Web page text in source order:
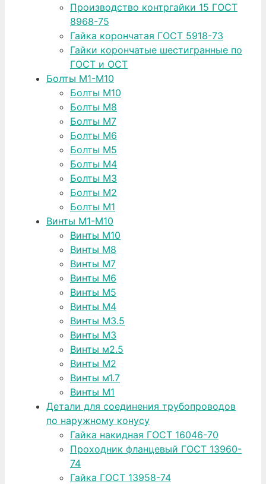
Производство контргайки 15 ГОСТ
8968-75
Гайка корончатая ГОСТ 5918-73
Гайки корончатые шестигранные по
ГОСТ и ОСТ
Болты М1-М10
Болты М10
Болты М8
Болты М7
Болты М6
Болты М5
Болты М4
Болты М3
Болты М2
Болты М1
Винты М1-М10
Винты М10
Винты М8
Винты М7
Винты М6
Винты М5
Винты М4
Винты М3.5
Винты М3
Винты м2.5
Винты М2
Винты м1.7
Винты М1
Детали для соединения трубопроводов
по наружному конусу
Гайка накидная ГОСТ 16046-70
Проходник фланцевый ГОСТ 13960-
74
Гайка ГОСТ 13958-74